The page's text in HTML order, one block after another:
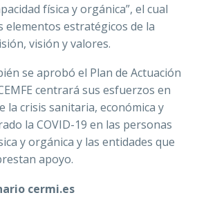
física y orgánica”, el cual
estratégicos de la
visión y valores.
se aprobó el Plan de Actuación
centrará sus esfuerzos en
la crisis sanitaria, económica y
la COVID-19 en las personas
y orgánica y las entidades que
apoyo.
cermi.es